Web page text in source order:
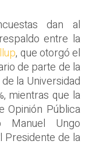
dan al
entre la
, que otorgó el
de parte de la
la Universidad
mientras que la
Opinión Pública
Manuel Ungo
Presidente de la